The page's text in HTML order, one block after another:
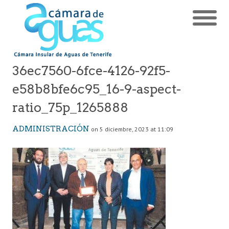
36ec7560-6fce-4126-92f5-
e58b8bfe6c95_16-9-aspect-
ratio_75p_1265888
ADMINISTRACIÓN on 5 diciembre, 2023 at 11:09